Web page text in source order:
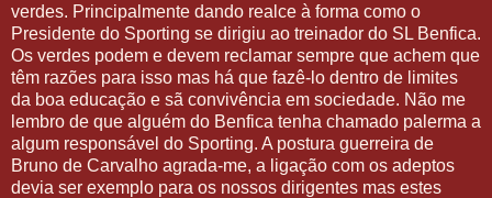
verdes. Principalmente dando realce à forma como o
Presidente do Sporting se dirigiu ao treinador do SL Benfica.
Os verdes podem e devem reclamar sempre que achem que
têm razões para isso mas há que fazê-lo dentro de limites
da boa educação e sã convivência em sociedade. Não me
lembro de que alguém do Benfica tenha chamado palerma a
algum responsável do Sporting. A postura guerreira de
Bruno de Carvalho agrada-me, a ligação com os adeptos
devia ser exemplo para os nossos dirigentes mas estes